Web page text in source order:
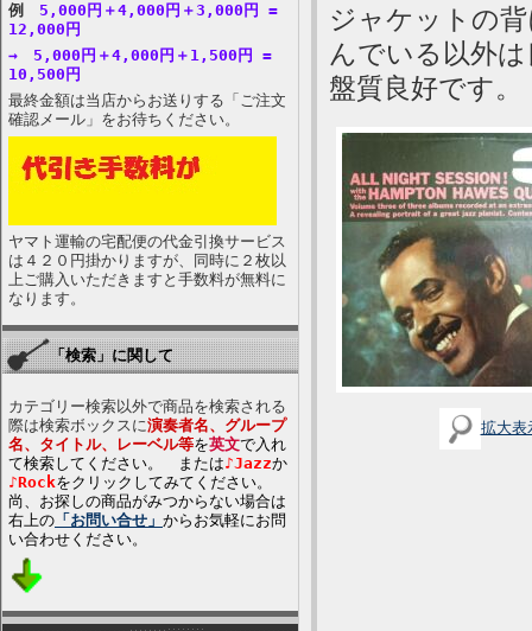
例
5,000円＋4,000円＋3,000円 =
12,000円
→ 5,000円＋4,000円＋1,500円 =
10,500円
最終金額は当店からお送りする「ご注文
確認メール」をお待ちください。
ヤマト運輸の宅配便の代金引換サービス
は４２０円掛かりますが、同時に２枚以
上ご購入いただきますと手数料が無料に
なります。
「検索」に関して
カテゴリー検索以外で商品を検索される
際は検索ボックスに演奏者名、グループ
名、タイトル、レーベル等を英文で入れ
て検索してください。 または♪Jazzか
♪Rockをクリックしてみてください。
尚、お探しの商品がみつからない場合は
右上の 「お問い合せ」 からお気軽にお問
い合わせください。
ジャケットの
んでいる以外
盤質良好です。
拡大表